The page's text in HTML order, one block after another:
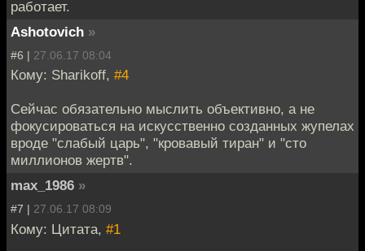
работает.
Ashotovich »
#6 | 27.06.17 08:04
Кому: Sharikoff, #4
Сейчас обязательно мыслить объективно, а не
фокусироваться на искусственно созданных жупелах
вроде "слабый царь", "кровавый тиран" и "сто
миллионов жертв".
max_1986 »
#7 | 27.06.17 08:09
Кому: Цитата, #1